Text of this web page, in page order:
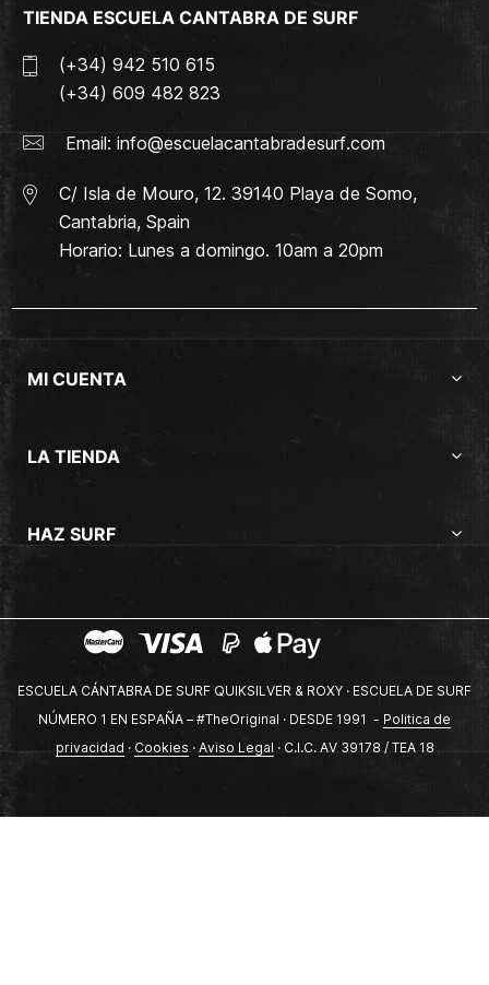
TIENDA ESCUELA CANTABRA DE SURF
(+34) 942 510 615
(+34) 609 482 823
Email: info@escuelacantabradesurf.com
C/ Isla de Mouro, 12. 39140 Playa de Somo,
Cantabria, Spain
Horario: Lunes a domingo. 10am a 20pm
MI CUENTA
LA TIENDA
HAZ SURF
ESCUELA CÁNTABRA DE SURF QUIKSILVER & ROXY · ESCUELA DE SURF
NÚMERO 1 EN ESPAÑA – #TheOriginal · DESDE 1991 - Politica de
privacidad · Cookies · Aviso Legal · C.I.C. AV 39178 / TEA 18